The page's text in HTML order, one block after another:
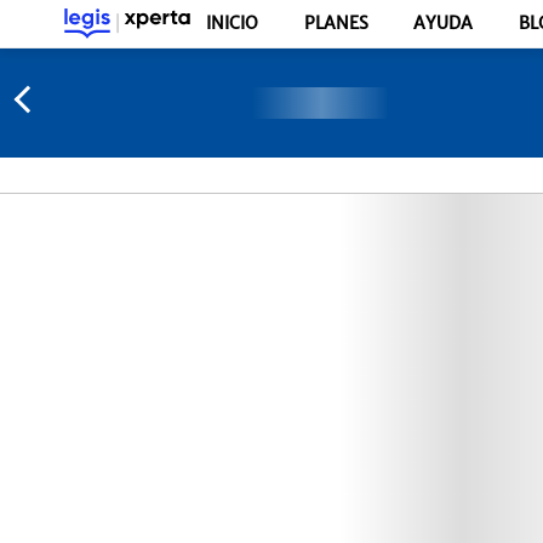
INICIO PLANES AYUDA